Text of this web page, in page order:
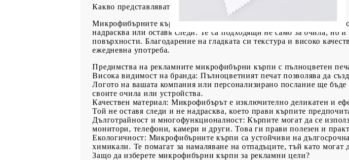
Какво представляват микрофибърните кърпи за очила?
Микрофибърните кърпи са изработени от специален материал,
надрасква или оставя следи. Те са подходящи не само за очила, но
повърхности. Благодарение на гладката си текстура и високо
ежедневна употреба.
Предимства на рекламните микрофибърни кърпи с пълноцветен
Висока видимост на бранда: Пълноцветният печат позволява да
Логото на вашата компания или персонализирано послание ще
своите очила или устройства.
Качествен материал: Микрофибърът е изключително деликатен и
Той не оставя следи и не надрасква, което прави кърпите
Дълготрайност и многофункционалност: Кърпите могат да се
монитори, телефони, камери и други. Това ги прави полезен и
Екологичност: Микрофибърните кърпи са устойчиви на
химикали. Те помагат за намаляване на отпадъците, тъй като могат
Защо да изберете микрофибърни кърпи за рекламни цели?